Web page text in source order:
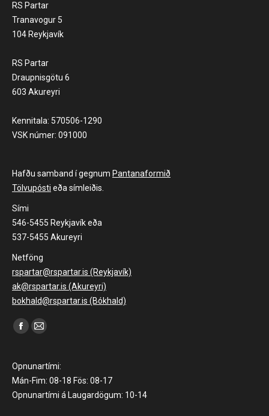
RS Partar
Tranavogur 5
104 Reykjavík
RS Partar
Draupnisgötu 6
603 Akureyri
Kennitala: 570506-1290
VSK númer: 091000
Hafðu samband í gegnum Pantanaformið
Tölvupósti eða símleiðis.
Sími
546-5455 Reykjavík eða
537-5455 Akureyri
Netföng
rspartar@rspartar.is (Reykjavík)
ak@rspartar.is (Akureyri)
bokhald@rspartar.is (Bókhald)
Find us on:
Facebook
opens
in
new
Mail
opens
in
new
Opnunartími:
Mán-Fim: 08-18 Fös: 08-17
Opnunartími á Laugardögum: 10-14